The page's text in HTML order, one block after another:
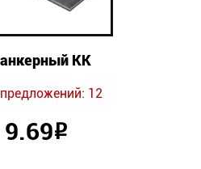
КК
12
9.69Р